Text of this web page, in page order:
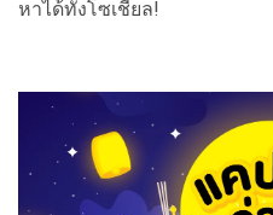
หาได้ทั้งโซเชียล!